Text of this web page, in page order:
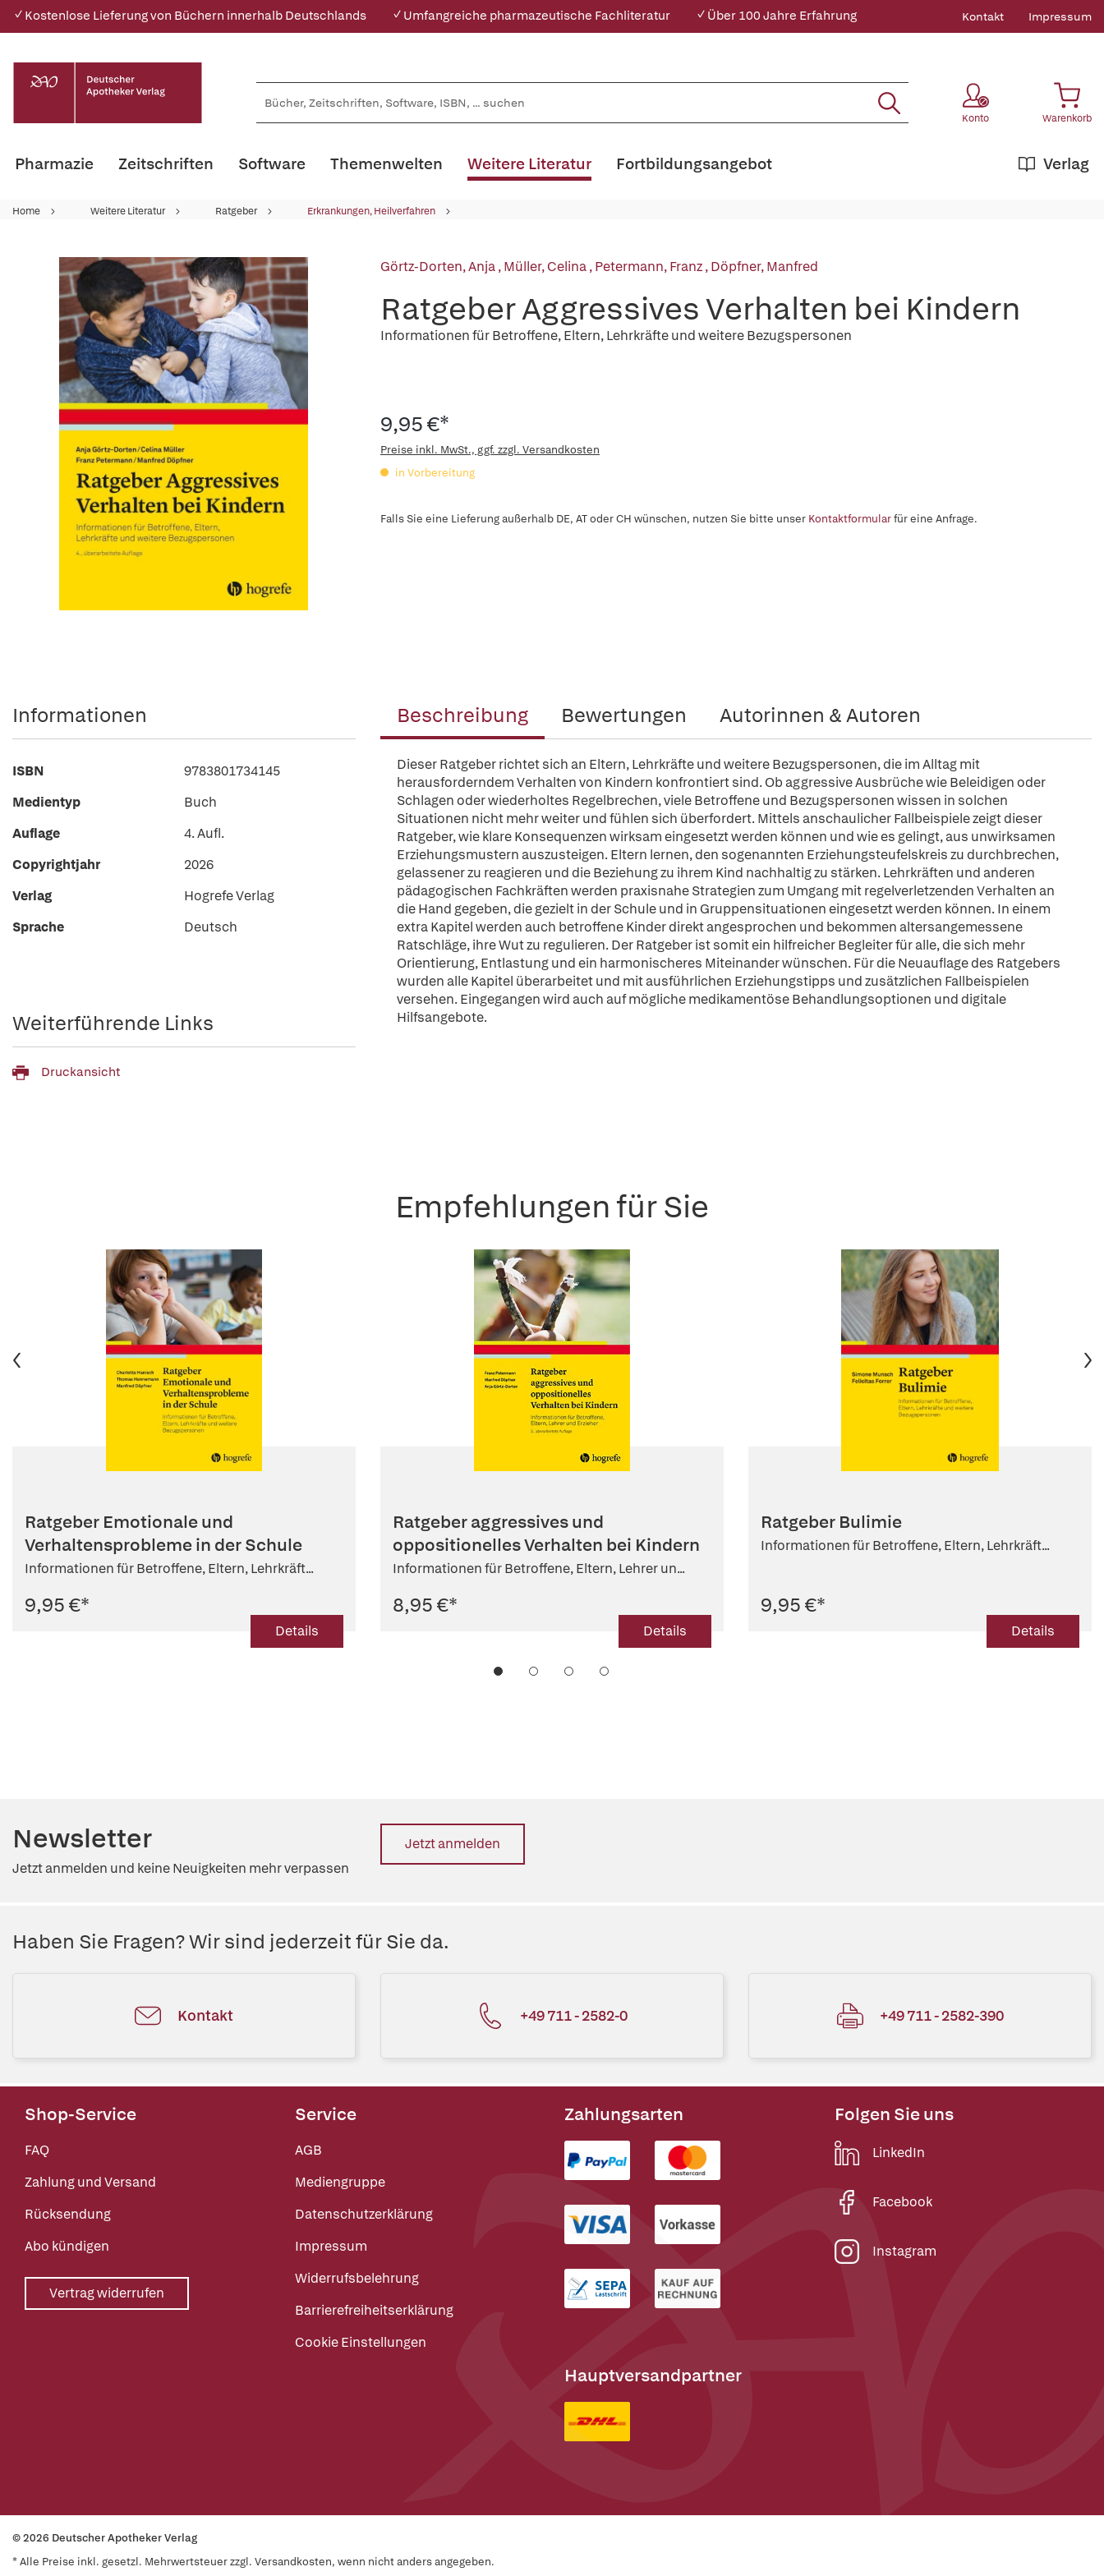
✓ Kostenlose Lieferung von Büchern innerhalb Deutschlands ✓ Umfangreiche pharmazeutische Fachliteratur ✓ Über 100 Jahre Erfahrung Kontakt Impressum
Konto Warenkorb
Pharmazie Zeitschriften Software Themenwelten Weitere Literatur Verlag
Fortbildungsangebot
Home Weitere Literatur Ratgeber Erkrankungen, Heilverfahren
Görtz-Dorten, Anja,Müller, Celina,Petermann, Franz,Döpfner, Manfred
Ratgeber Aggressives Verhalten bei Kindern
Informationen für Betroffene, Eltern, Lehrkräfte und weitere Bezugspersonen
9,95 €*
Preise inkl. MwSt., ggf. zzgl. Versandkosten
in Vorbereitung
Falls Sie eine Lieferung außerhalb DE, AT oder CH wünschen, nutzen Sie bitte unser Kontaktformularfür eine Anfrage.
Beschreibung Bewertungen Autorinnen & Autoren
Dieser Ratgeber richtet sich an Eltern, Lehrkräfte und weitere Bezugspersonen, die im Alltag mit
herausforderndem Verhalten von Kindern konfrontiert sind. Ob aggressive Ausbrüche wie Beleidigen oder
Schlagen oder wiederholtes Regelbrechen, viele Betroffene und Bezugspersonen wissen in solchen
Situationen nicht mehr weiter und fühlen sich überfordert. Mittels anschaulicher Fallbeispiele zeigt dieser
Ratgeber, wie klare Konsequenzen wirksam eingesetzt werden können und wie es gelingt, aus unwirksamen
Erziehungsmustern auszusteigen. Eltern lernen, den sogenannten Erziehungsteufelskreis zu durchbrechen,
gelassener zu reagieren und die Beziehung zu ihrem Kind nachhaltig zu stärken. Lehrkräften und anderen
pädagogischen Fachkräften werden praxisnahe Strategien zum Umgang mit regelverletzenden Verhalten an
die Hand gegeben, die gezielt in der Schule und in Gruppensituationen eingesetzt werden können. In einem
extra Kapitel werden auch betroffene Kinder direkt angesprochen und bekommen altersangemessene
Ratschläge, ihre Wut zu regulieren. Der Ratgeber ist somit ein hilfreicher Begleiter für alle, die sich mehr
Orientierung, Entlastung und ein harmonischeres Miteinander wünschen. Für die Neuauflage des Ratgebers
wurden alle Kapitel überarbeitet und mit ausführlichen Erziehungstipps und zusätzlichen Fallbeispielen
versehen. Eingegangen wird auch auf mögliche medikamentöse Behandlungsoptionen und digitale
Hilfsangebote.
Informationen
ISBN
9783801734145
Medientyp
Buch
Auflage
4. Aufl.
Copyrightjahr
2026
Verlag
Hogrefe Verlag
Sprache
Deutsch
Weiterführende Links
Druckansicht
Empfehlungen für Sie
Ratgeber Emotionale und
Verhaltensprobleme in der Schule
Informationen für Betroffene, Eltern, Lehrkräft...
9,95 €*
Details
Ratgeber aggressives und
oppositionelles Verhalten bei Kindern
Informationen für Betroffene, Eltern, Lehrer un...
8,95 €*
Details
Ratgeber Bulimie
Informationen für Betroffene, Eltern, Lehrkräft...
9,95 €*
Details
Newsletter
Jetzt anmelden und keine Neuigkeiten mehr verpassen
Jetzt anmelden
Haben Sie Fragen? Wir sind jederzeit für Sie da.
Kontakt +49 711 - 2582-0 +49 711 - 2582-390
Shop-Service
FAQ
Zahlung und Versand
Rücksendung
Abo kündigen
Vertrag widerrufen
Service
AGB
Mediengruppe
Datenschutzerklärung
Impressum
Widerrufsbelehrung
Barrierefreiheitserklärung
Cookie Einstellungen
Zahlungsarten
Hauptversandpartner
Folgen Sie uns
LinkedIn
Facebook
Instagram
© 2026 Deutscher Apotheker Verlag
* Alle Preise inkl. gesetzl. Mehrwertsteuer zzgl. Versandkosten, wenn nicht anders angegeben.